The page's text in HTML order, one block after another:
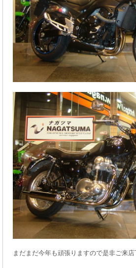
まだまだ今年も頑張りますので是非ご来店